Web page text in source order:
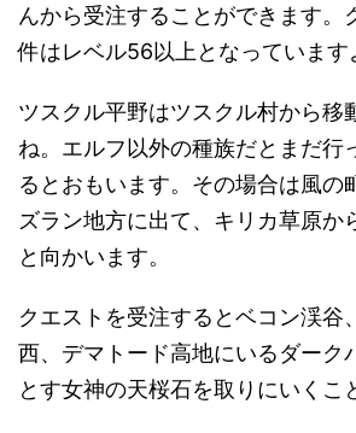
んから受注することができます。
件はレベル56以上となっています
ツスクル平野はツスクル村から移
ね。エルフ以外の種族だとまだ行
るとおもいます。その場合は風の
ズラン地方に出て、キリカ草原か
と向かいます。
クエストを受注するとベコン渓谷
西、デマトード高地にいるダーク
とす女神の天桜石を取りにいくこ